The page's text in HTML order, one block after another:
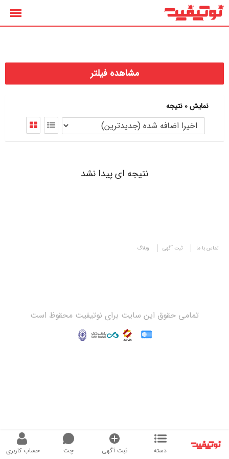
پرش
دسته ثبت آگهی چت حساب کاربری
مشاهده فیلتر
نمایش 0 نتیجه
نتیجه ای پیدا نشد
تماس با ما ثبت آگهی وبلاگ
تمامی حقوق این سایت برای نوتیفیت محقوظ است